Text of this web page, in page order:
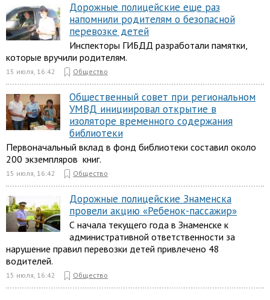
Дорожные полицейские еще раз
напомнили родителям о безопасной
перевозке детей
Инспекторы ГИБДД разработали памятки,
которые вручили родителям.
15 июля, 16:42 Общество
Общественный совет при региональном
УМВД инициировал открытие в
изоляторе временного содержания
библиотеки
Первоначальный вклад в фонд библиотеки составил около
200 экземпляров книг.
15 июля, 16:42 Общество
Дорожные полицейские Знаменска
провели акцию «Ребенок-пассажир»
С начала текущего года в Знаменске к
административной ответственности за
нарушение правил перевозки детей привлечено 48
водителей.
15 июля, 16:42 Общество